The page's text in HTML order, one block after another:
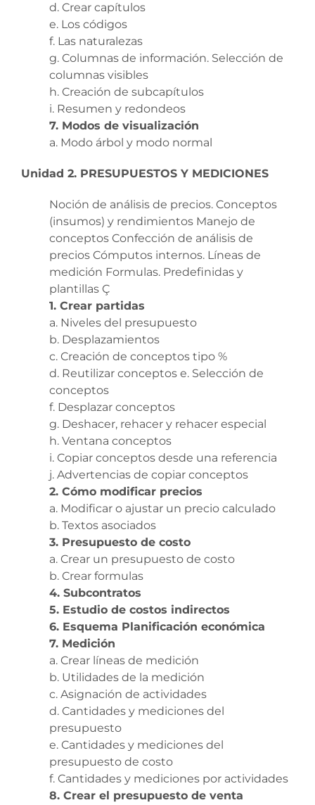
d. Crear capítulos
e. Los códigos
f. Las naturalezas
g. Columnas de información. Selección de
columnas visibles
h. Creación de subcapítulos
i. Resumen y redondeos
7. Modos de visualización
a. Modo árbol y modo normal
Unidad 2. PRESUPUESTOS Y MEDICIONES
Noción de análisis de precios. Conceptos
(insumos) y rendimientos Manejo de
conceptos Confección de análisis de
precios Cómputos internos. Líneas de
medición Formulas. Predefinidas y
plantillas Ç
1. Crear partidas
a. Niveles del presupuesto
b. Desplazamientos
c. Creación de conceptos tipo %
d. Reutilizar conceptos e. Selección de
conceptos
f. Desplazar conceptos
g. Deshacer, rehacer y rehacer especial
h. Ventana conceptos
i. Copiar conceptos desde una referencia
j. Advertencias de copiar conceptos
2. Cómo modificar precios
a. Modificar o ajustar un precio calculado
b. Textos asociados
3. Presupuesto de costo
a. Crear un presupuesto de costo
b. Crear formulas
4. Subcontratos
5. Estudio de costos indirectos
6. Esquema Planificación económica
7. Medición
a. Crear líneas de medición
b. Utilidades de la medición
c. Asignación de actividades
d. Cantidades y mediciones del
presupuesto
e. Cantidades y mediciones del
presupuesto de costo
f. Cantidades y mediciones por actividades
8. Crear el presupuesto de venta